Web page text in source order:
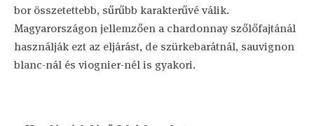
bor összetettebb, sűrűbb karakterűvé válik.
Magyarországon jellemzően a chardonnay szőlőfajtánál
használják ezt az eljárást, de szürkebarátnál, sauvignon
blanc-nál és viognier-nél is gyakori.